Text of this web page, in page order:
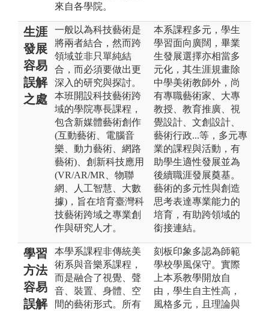
來自各學院。
生涯
發展
容易
誤解
之處
一般以為科技藝術是
將兩者結合，然而跨
領域並非只單純結
合，而必須要做出更
深入的研究與探討。
本班開設科技藝術跨
域的學院專長課程，
包含新媒體藝術創作
(互動藝術、電腦音
樂、動力藝術、網路
藝術)、創新科技應用
(VR/AR/MR、物聯
網、人工智慧、大數
據)，旨在培育臺灣科
技藝術跨域之專業創
作與研究人才。
本系課程多元，學生
學習面向廣闊，畢業
生發展選擇亦相當多
元化，其生涯規畫除
中學美術教師外，尚
有專職藝術家、大專
教授、教育推廣、視
覺設計、文創設計、
藝術行政...等，多元專
業的課程與活動，有
助學生適性發展並為
後續職涯發展奠基。
藝術的多元性與創造
思考表達專業能力的
培育，有助跨領域的
銜接連結。
學習
方法
容易
誤解
本學系課程非傳統美
術系與音樂系課程，
而是融合了視覺、聲
音、裝置、身體、空
間的藝術形式。所有
刻板印象多認為師範
學校學風保守。實際
上本系教學開放自
由，學生自主性高，
風格多元，且理論與